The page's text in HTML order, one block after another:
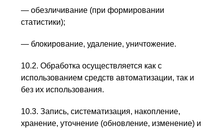
— обезличивание (при формировании
статистики);
— блокирование, удаление, уничтожение.
10.2. Обработка осуществляется как с
использованием средств автоматизации, так и
без их использования.
10.3. Запись, систематизация, накопление,
хранение, уточнение (обновление, изменение) и